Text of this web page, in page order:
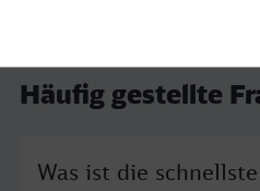
Häufig gestellte
Was ist die